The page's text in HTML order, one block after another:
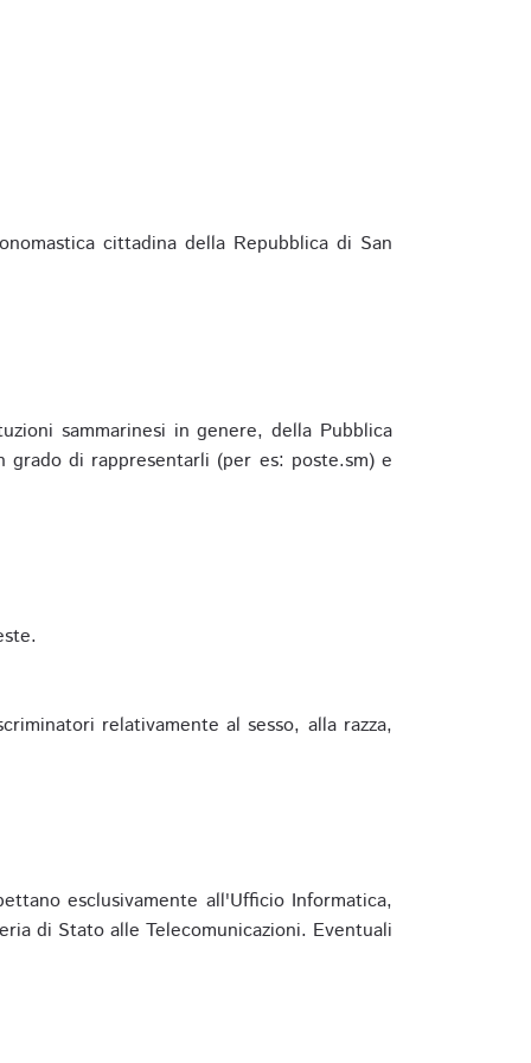
cittadina della Repubblica di San
sammarinesi in genere, della Pubblica
di rappresentarli (per es: poste.sm) e
relativamente al sesso, alla razza,
esclusivamente all'Ufficio Informatica,
di Stato alle Telecomunicazioni. Eventuali